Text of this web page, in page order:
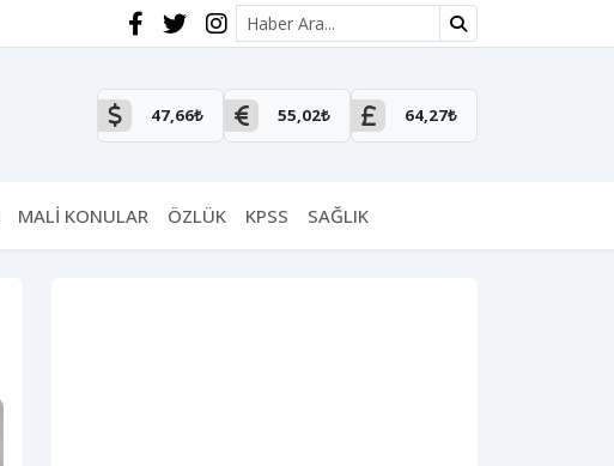
Site içi arama
47,66₺ 55,02₺ 64,27₺
MALİ KONULAR ÖZLÜK KPSS SAĞLIK